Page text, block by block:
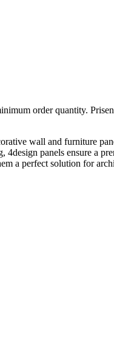
order quantity.
wall and furniture
panels ensure a
a perfect solution for